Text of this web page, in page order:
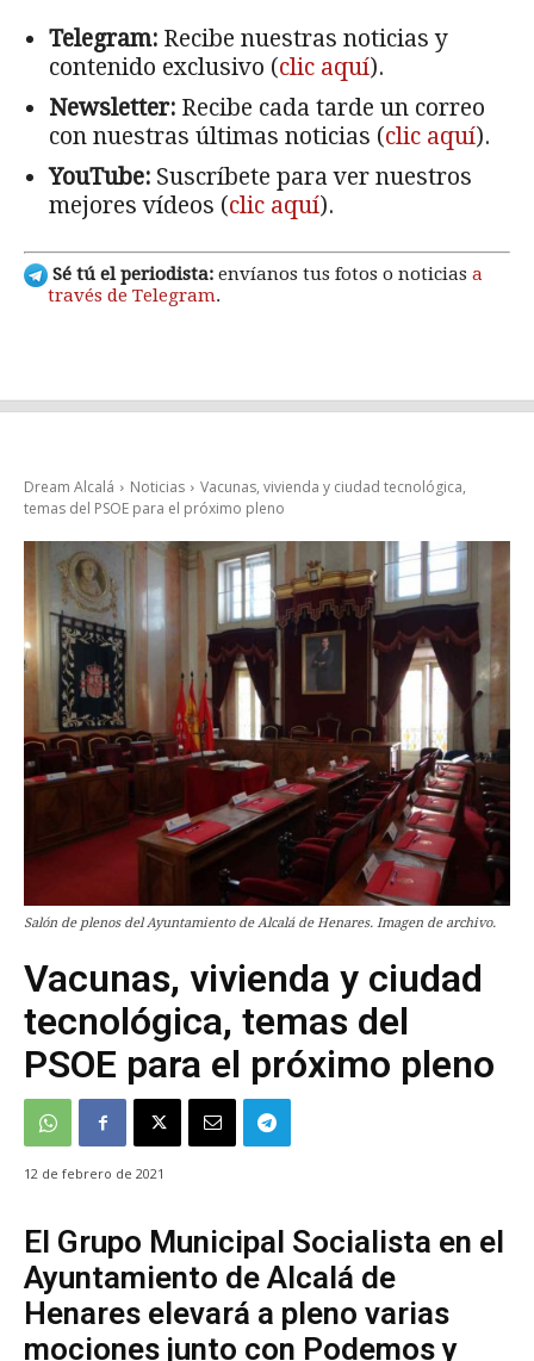
Telegram: Recibe nuestras noticias y
contenido exclusivo (clic aquí).
Newsletter: Recibe cada tarde un correo
con nuestras últimas noticias (clic aquí).
YouTube: Suscríbete para ver nuestros
mejores vídeos (clic aquí).
Sé tú el periodista: envíanos tus fotos o noticias a
través de Telegram.